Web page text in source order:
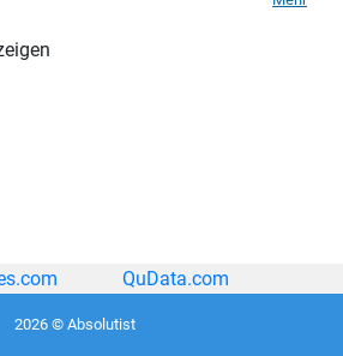
QuData.com
2026 © Absolutist